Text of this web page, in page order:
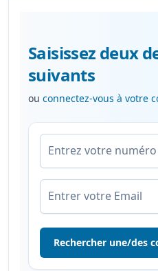
Saisissez deux
suivants
ou connectez-vous à votre
Entrez votre
Entrer votre Email
Rechercher une/des